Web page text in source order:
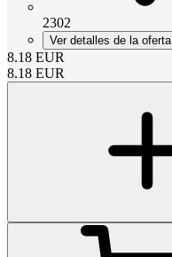
2302
Ver detalles de la oferta
8.18 EUR
8.18 EUR